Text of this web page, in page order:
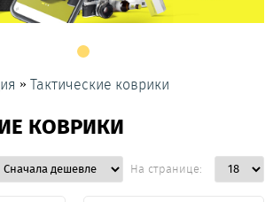
» Тактические коврики
КОВРИКИ
На странице: